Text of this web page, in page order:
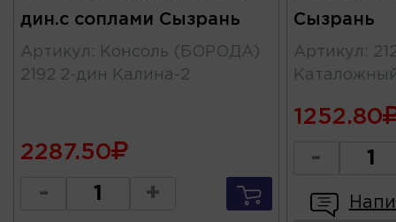
дин.с соплами Сызрань
Артикул :
Консоль (БОРОДА)
2192 2-дин Калина-2
2287.50
- +
Сызрань
Артикул :
1252.80
-